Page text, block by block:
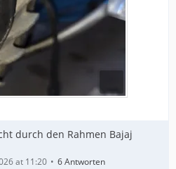
durch den Rahmen Bajaj
at 11:20 6 Antworten